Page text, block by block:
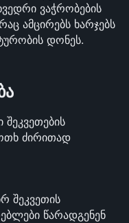
ვაჭრობების
ამცირებს ხარჯებს
დონეს.
ძირითად
შეკვეთის
წარადგენენ